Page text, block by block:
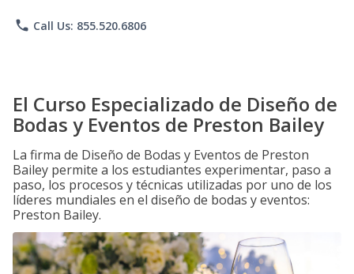
phone Call Us: 855.520.6806
El Curso Especializado de Diseño de
Bodas y Eventos de Preston Bailey
La firma de Diseño de Bodas y Eventos de Preston
Bailey permite a los estudiantes experimentar, paso a
paso, los procesos y técnicas utilizadas por uno de los
líderes mundiales en el diseño de bodas y eventos:
Preston Bailey.